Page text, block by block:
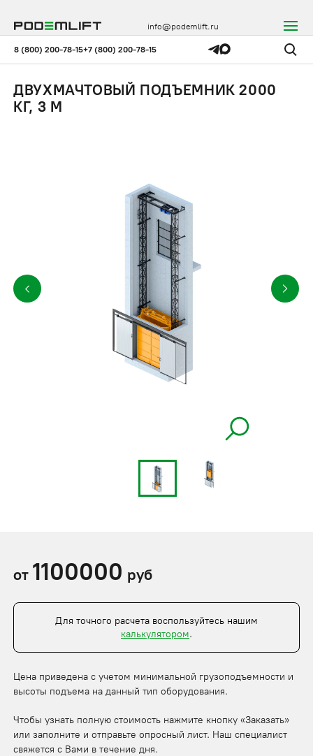
8 (800) 200-78-15+7 (800) 200-78-15
info@podemlift.ru
ДВУХМАЧТОВЫЙ ПОДЪЕМНИК 2000
КГ, 3 М
от 1100000 руб
Для точного расчета воспользуйтесь нашим
калькулятором.
Цена приведена с учетом минимальной грузоподъемности и
высоты подъема на данный тип оборудования.
Чтобы узнать полную стоимость нажмите кнопку «Заказать»
или заполните и отправьте опросный лист. Наш специалист
свяжется с Вами в течение дня.